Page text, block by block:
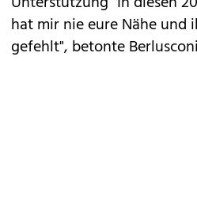
hat mir nie eure Nähe und
gefehlt", betonte